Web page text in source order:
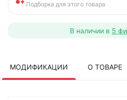
Подборка для этого товара
В наличии в 5
МОДИФИКАЦИИ О ТОВАРЕ